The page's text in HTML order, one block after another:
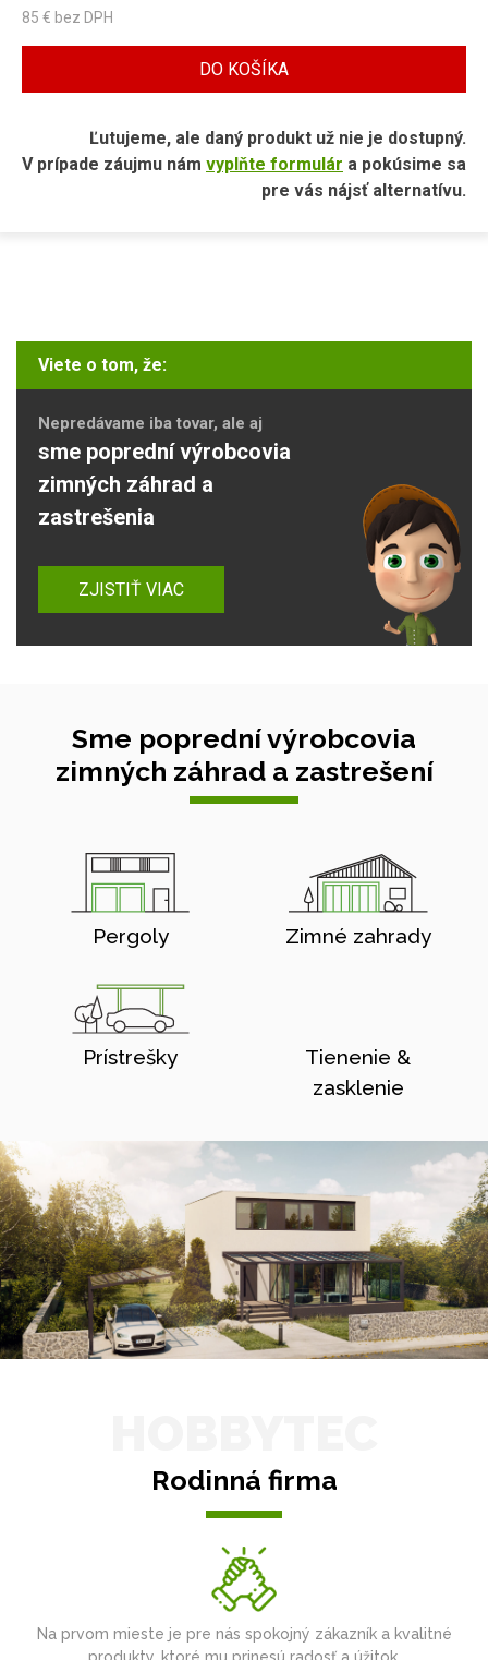
85 € bez DPH
DO KOŠÍKA
Ľutujeme, ale daný produkt už nie je dostupný.
V prípade záujmu nám vyplňte formulár a pokúsime sa
pre vás nájsť alternatívu.
Viete o tom, že:
Nepredávame iba tovar, ale aj
sme poprední výrobcovia
zimných záhrad a
zastrešenia
ZJISTIŤ VIAC
Sme poprední výrobcovia
zimných záhrad a zastrešení
Pergoly Zimné zahrady
Prístrešky
Tienenie &
zasklenie
Rodinná firma
Na prvom mieste je pre nás spokojný zákazník a kvalitné